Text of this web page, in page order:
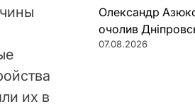
их в
Олександр
очолив
07.08.2026